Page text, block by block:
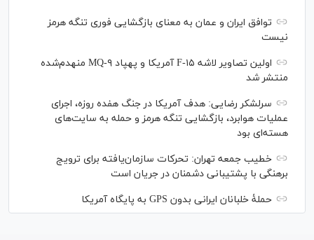
توافق ایران و عمان به معنای بازگشایی فوری تنگه هرمز
نیست
اولین تصاویر لاشه F-۱۵ آمریکا و پهپاد MQ-۹ منهدم‌شده
منتشر شد
سرلشکر رضایی: هدف آمریکا در جنگ هفده روزه، اجرای
عملیات هوابرد، بازگشایی تنگه هرمز و حمله به سایت‌های
هسته‌ای بود
خطیب جمعه تهران: تحرکات سازمان‌یافته برای ترویج
برهنگی با پشتیبانی دشمنان در جریان است
حملۀ خلبانان ایرانی بدون GPS به پایگاه آمریکا